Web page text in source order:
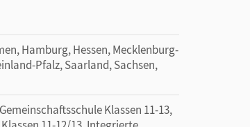
Hamburg, Hessen, Mecklenburg-
Pfalz, Saarland, Sachsen,
Klassen 11-13,